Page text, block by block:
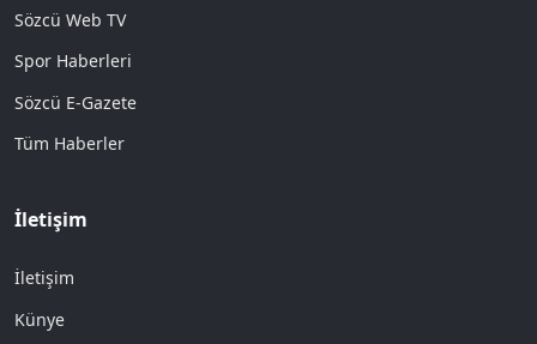
Sözcü Web TV
Spor Haberleri
Sözcü E-Gazete
Tüm Haberler
İletişim
İletişim
Künye